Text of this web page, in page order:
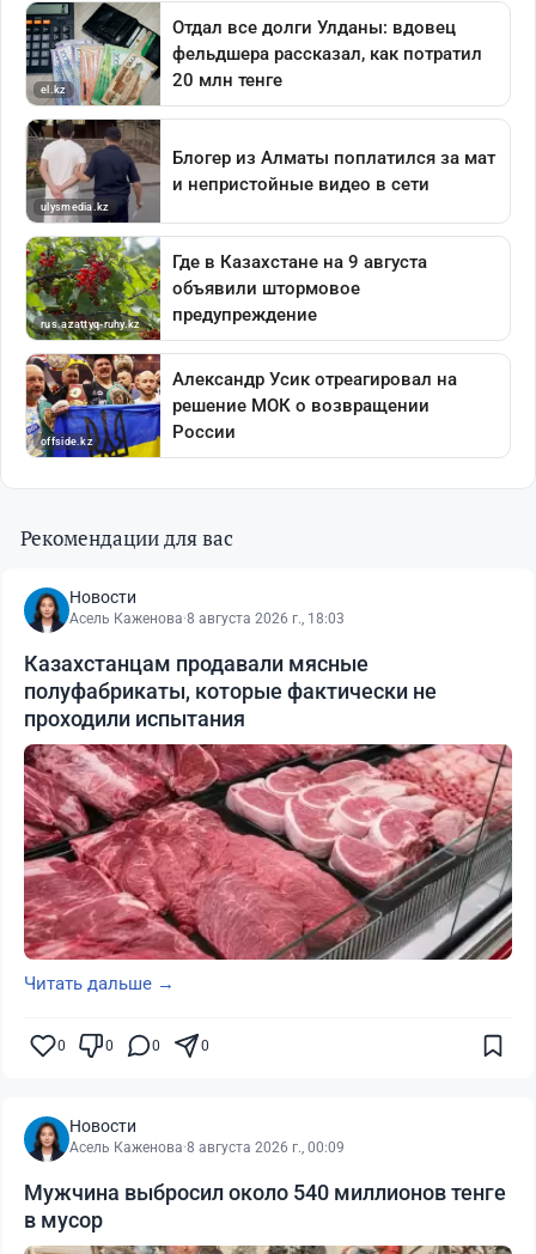
Рекомендации для вас
Новости
Асель Каженова·8 августа 2026 г., 18:03
Казахстанцам продавали мясные
полуфабрикаты, которые фактически не
проходили испытания
Читать дальше →
0 0 0 0
Новости
Асель Каженова·8 августа 2026 г., 00:09
Мужчина выбросил около 540 миллионов тенге
в мусор